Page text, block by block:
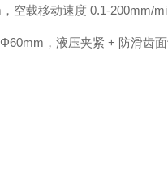
空载移动速度 0.1-200mm/
，液压夹紧 + 防滑齿面